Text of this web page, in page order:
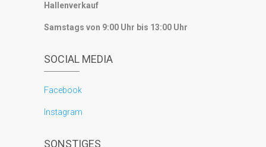
Hallenverkauf
Samstags von 9:00 Uhr bis 13:00 Uhr
SOCIAL MEDIA
Facebook
Instagram
SONSTIGES